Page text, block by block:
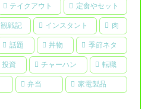
テイクアウト 定食やセット
観戦記 インスタント 肉
話題 丼物 季節ネタ
投資 チャーハン 転職
弁当 家電製品